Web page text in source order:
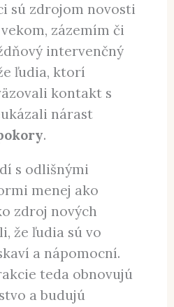
sú zdrojom novosti
zázemím či
intervenčný
ľudia, ktorí
kontakt s
nárast
.
s odlišnými
menej ako
zdroj nových
že ľudia sú vo
a nápomocní.
teda obnovujú
a budujú